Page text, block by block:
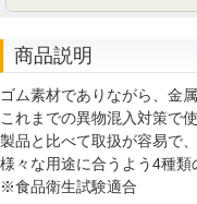
商品説明
ゴム素材でありながら、金
これまでの異物混入対策で
製品と比べて取扱が容易で
様々な用途に合うよう4種類
※食品衛生試験適合